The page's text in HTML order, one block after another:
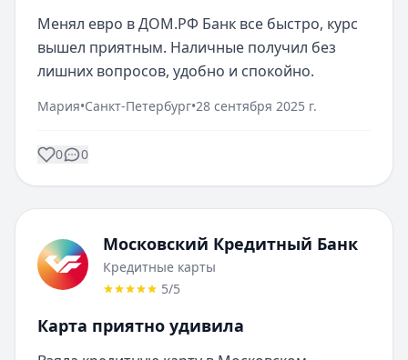
Менял евро в ДОМ.РФ Банк все быстро, курс
вышел приятным. Наличные получил без
лишних вопросов, удобно и спокойно.
Мария•Санкт-Петербург•28 сентября 2025 г.
0 0
Московский Кредитный Банк
Кредитные карты
5/5
Карта приятно удивила